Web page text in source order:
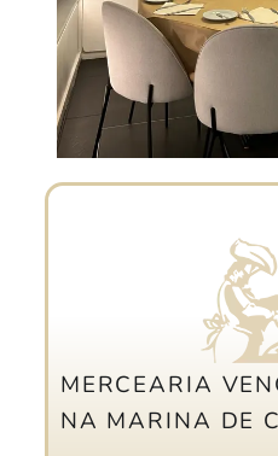
MERCEARIA
NA MARINA DE